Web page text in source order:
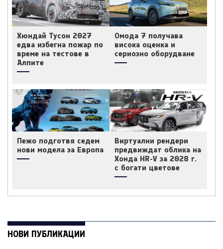
Хюндай Тусон 2027
едва избегна пожар по
време на тестове в
Алпите
Омода 7 получава
висока оценка и
сериозно оборудване
Пежо подготвя седем
нови модела за Европа
Виртуални рендери
предвиждат облика на
Хонда HR-V за 2028 г.
с богати цветове
НОВИ ПУБЛИКАЦИИ